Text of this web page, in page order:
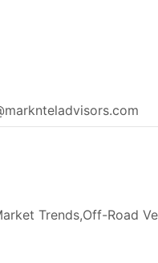
Trends,Off-Road